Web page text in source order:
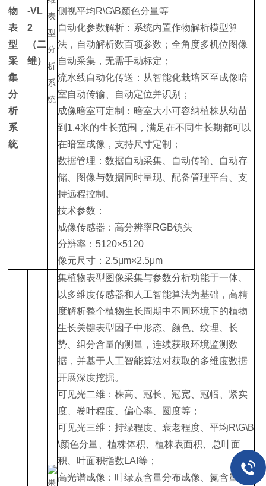
物
表
型
采
集
分
析
系
统
-VL
2
（二
维）
侧视平均R\G\B颜色分量等
自动化参数解析：系统内置作物解析模型算
法，自动解析数百项参数；全角度多机位图像
自动采集，无需手动标定；
流水线自动化传送：从智能化栽培区至成像暗
室自动传输、自动定位并识别；
成像暗室可定制：暗室大小可容纳植株从幼苗
到1.4米的生长范围，满足在不同生长期都可以
在暗室成像，支持尺寸定制；
数据管理：数据自动采集、自动传输、自动存
储、图像与数据同时呈现、配备管理平台、支
持远程控制。
技术参数：
成像传感器：高分辨率RGB镜头
分辨率：5120×5120
像元尺寸：2.5μm×2.5μm
集植物表型图像采集与参数分析功能于一体、
以多维度传感器和人工智能算法为基础，高精
度解析整个植物生长周期中不同环境下的植物
生长关键表型因子中形态、颜色、纹理、长
势、组分含量的测量，连续获取环境监测数
据，并基于人工智能算法对获取的多维度数据
开展深度挖掘。
可见光二维：株高、冠长、冠宽、冠幅、紧实
度、卷叶程度、偏心率、圆度等；
可见光三维：持绿程度、衰老程度、平均R\G\B
\颜色分量、植株体积、植株表面积、总叶面
积、叶面积指数LAI等；
高光谱成像：叶绿素含量分布成像、氮含量分